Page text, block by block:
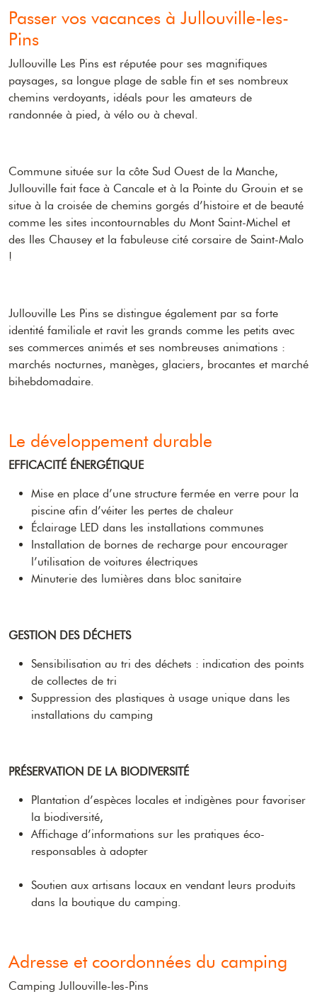
Passer vos vacances à Jullouville-les-
Pins
Jullouville Les Pins est réputée pour ses magnifiques
paysages, sa longue plage de sable fin et ses nombreux
chemins verdoyants, idéals pour les amateurs de
randonnée à pied, à vélo ou à cheval.
Commune située sur la côte Sud Ouest de la Manche,
Jullouville fait face à Cancale et à la Pointe du Grouin et se
situe à la croisée de chemins gorgés d’histoire et de beauté
comme les sites incontournables du Mont Saint-Michel et
des Iles Chausey et la fabuleuse cité corsaire de Saint-Malo
!
Jullouville Les Pins se distingue également par sa forte
identité familiale et ravit les grands comme les petits avec
ses commerces animés et ses nombreuses animations :
marchés nocturnes, manèges, glaciers, brocantes et marché
bihebdomadaire.
Le développement durable
EFFICACITÉ ÉNERGÉTIQUE
Mise en place d’une structure fermée en verre pour la
piscine afin d’véiter les pertes de chaleur
Éclairage LED dans les installations communes
Installation de bornes de recharge pour encourager
l’utilisation de voitures électriques
Minuterie des lumières dans bloc sanitaire
GESTION DES DÉCHETS
Sensibilisation au tri des déchets : indication des points
de collectes de tri
Suppression des plastiques à usage unique dans les
installations du camping
PRÉSERVATION DE LA BIODIVERSITÉ
Plantation d’espèces locales et indigènes pour favoriser
la biodiversité,
Affichage d’informations sur les pratiques éco-
responsables à adopter
Soutien aux artisans locaux en vendant leurs produits
dans la boutique du camping.
Adresse et coordonnées du camping
Camping Jullouville-les-Pins